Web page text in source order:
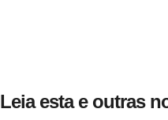
Leia esta e outras